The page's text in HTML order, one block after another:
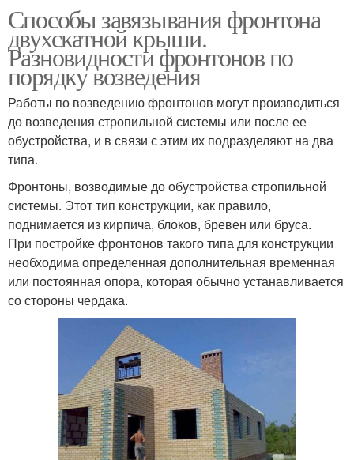
Способы завязывания фронтона
двухскатной крыши.
Разновидности фронтонов по
порядку возведения
Работы по возведению фронтонов могут производиться
до возведения стропильной системы или после ее
обустройства, и в связи с этим их подразделяют на два
типа.
Фронтоны, возводимые до обустройства стропильной
системы. Этот тип конструкции, как правило,
поднимается из кирпича, блоков, бревен или бруса.
При постройке фронтонов такого типа для конструкции
необходима определенная дополнительная временная
или постоянная опора, которая обычно устанавливается
со стороны чердака.